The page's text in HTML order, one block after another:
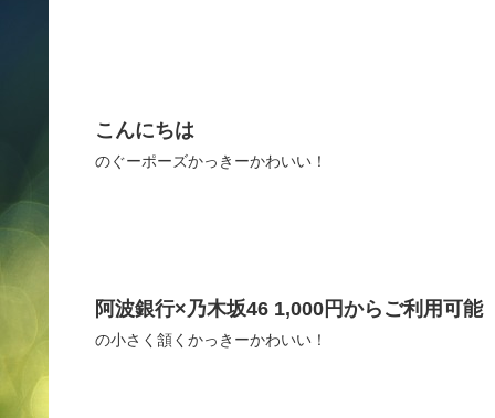
こんにちは
のぐーポーズかっきーかわいい！
阿波銀行×乃木坂46 1,000円からご利用可
の小さく頷くかっきーかわいい！